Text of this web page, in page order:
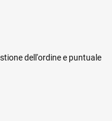
dell'ordine e puntuale